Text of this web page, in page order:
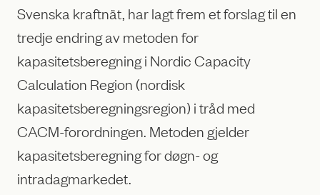
Svenska kraftnät, har lagt frem et forslag til en
tredje endring av metoden for
kapasitetsberegning i Nordic Capacity
Calculation Region (nordisk
kapasitetsberegningsregion) i tråd med
CACM-forordningen. Metoden gjelder
kapasitetsberegning for døgn- og
intradagmarkedet.